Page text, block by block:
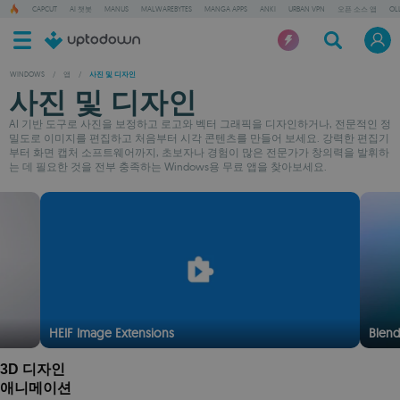
CAPCUT AI 챗봇 MANUS MALWAREBYTES MANGA APPS ANKI URBAN VPN 오픈 소스 앱
WINDOWS / 앱 / 사진 및 디자인
사진 및 디자인
AI 기반 도구로 사진을 보정하고 로고와 벡터 그래픽을 디자인하거나, 전문적인 정
밀도로 이미지를 편집하고 처음부터 시각 콘텐츠를 만들어 보세요. 강력한 편집기
부터 화면 캡처 소프트웨어까지, 초보자나 경험이 많은 전문가가 창의력을 발휘하
는 데 필요한 것을 전부 충족하는 Windows용 무료 앱을 찾아보세요.
HEIF Image Extensions
3D 디자인
애니메이션